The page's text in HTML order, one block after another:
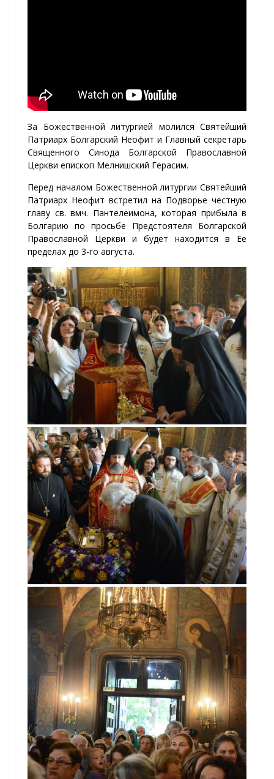
За Божественной литургией молился Святейший
Патриарх Болгарский Неофит и Главный секретарь
Священного Синода Болгарской Православной
Церкви епископ Мелнишский Герасим.
Перед началом Божественной литургии Святейший
Патриарх Неофит встретил на Подворье честную
главу св. вмч. Пантелеимона, которая прибыла в
Болгарию по просьбе Предстоятеля Болгарской
Православной Церкви и будет находится в Ее
пределах до 3-го августа.